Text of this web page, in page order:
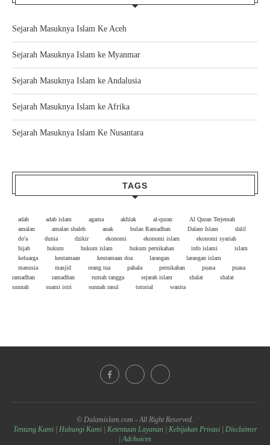
Sejarah Masuknya Islam Ke Aceh
Sejarah Masuknya Islam ke Myanmar
Sejarah Masuknya Islam ke Andalusia
Sejarah Masuknya Islam ke Afrika
Sejarah Masuknya Islam Ke Nusantara
TAGS
adab adab islam agama akhlak al-quran
Al Quran Terjemah
amalan
amalan shaleh anak bulan Ramadhan Dalam Islam
dalil
do'a
dunia dzikir ekonomi ekonomi islam
ekonomi syariah
hijab
hukum hukum islam hukum pernikahan info islami
islam
keluarga
keutamaan keutamaan doa larangan
larangan islam
manusia
masjid orang tua pahala pernikahan puasa
puasa
ramadhan
ramadhan rumah tangga sejarah islam shalat
shalat
sunnah
suami istri sunnah rasul tutorial wanita
© Dalamislam.com - All Right Reserved.
Tentang Kami
Hubungi Kami| Ketentuan Layanan| Kebijakan Privasi| Disclaimer
|Adchoices